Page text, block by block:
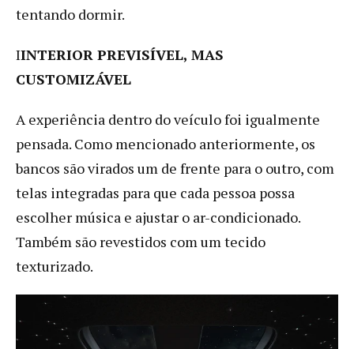
tentando dormir.
IINTERIOR PREVISÍVEL, MAS
CUSTOMIZÁVEL
A experiência dentro do veículo foi igualmente
pensada. Como mencionado anteriormente, os
bancos são virados um de frente para o outro, com
telas integradas para que cada pessoa possa
escolher música e ajustar o ar-condicionado.
Também são revestidos com um tecido
texturizado.